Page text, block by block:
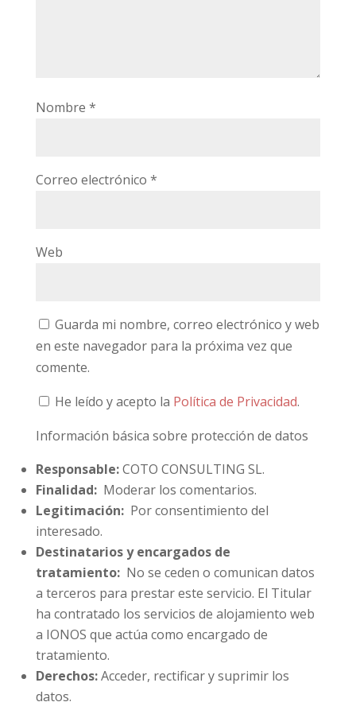
Nombre *
Correo electrónico *
Web
Guarda mi nombre, correo electrónico y web
en este navegador para la próxima vez que
comente.
He leído y acepto la Política de Privacidad.
Información básica sobre protección de datos
Responsable:COTO CONSULTING SL.
Finalidad:Moderar los comentarios.
Legitimación:Por consentimiento del
interesado.
Destinatarios y encargados de
tratamiento:No se ceden o comunican datos
a terceros para prestar este servicio. El Titular
ha contratado los servicios de alojamiento web
a IONOS que actúa como encargado de
tratamiento.
Derechos:Acceder, rectificar y suprimir los
datos.